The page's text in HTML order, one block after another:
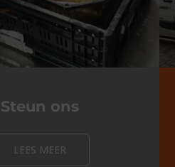
Steun ons
LEES MEER